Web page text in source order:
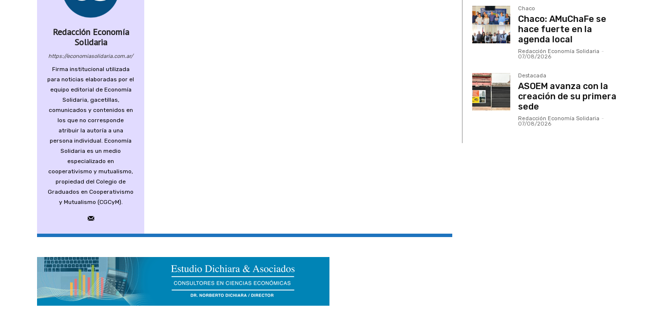
Redacción Economía
Solidaria
https://economiasolidaria.com.ar/
Firma institucional utilizada
para noticias elaboradas por el
equipo editorial de Economía
Solidaria, gacetillas,
comunicados y contenidos en
los que no corresponde
atribuir la autoría a una
persona individual. Economía
Solidaria es un medio
especializado en
cooperativismo y mutualismo,
propiedad del Colegio de
Graduados en Cooperativismo
y Mutualismo (CGCyM).
Chaco
Chaco: AMuChaFe se
hace fuerte en la
agenda local
Redacción Economía Solidaria -
07/08/2026
Destacada
ASOEM avanza con la
creación de su primera
sede
Redacción Economía Solidaria -
07/08/2026